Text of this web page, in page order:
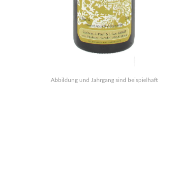
Abbildung und Jahrgang sind beispielhaft